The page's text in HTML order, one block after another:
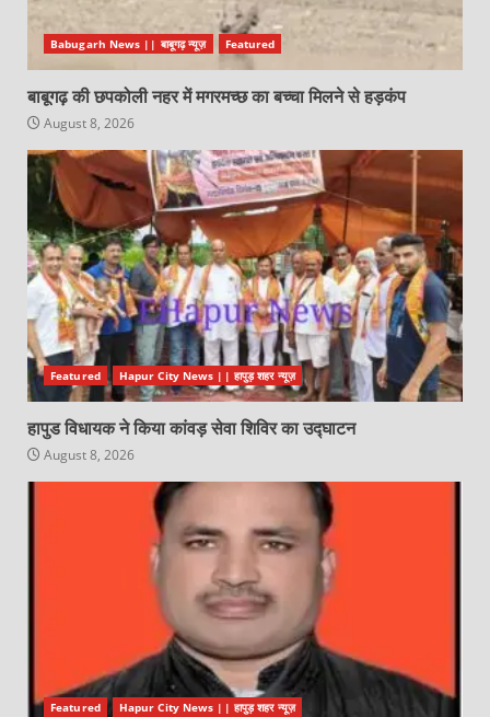
Babugarh News || बाबूगढ़ न्यूज़ Featured
बाबूगढ़ की छपकोली नहर में मगरमच्छ का बच्चा मिलने से हड़कंप
August 8, 2026
Featured Hapur City News || हापुड़ शहर न्यूज़
हापुड विधायक ने किया कांवड़ सेवा शिविर का उद्घाटन
August 8, 2026
Featured Hapur City News || हापुड़ शहर न्यूज़